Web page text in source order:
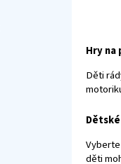
Hry na
Děti
děti